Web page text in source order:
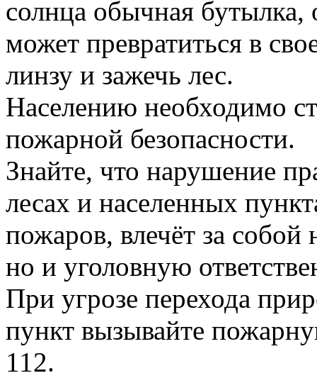
солнца обычная бутылка,
может превратиться в
линзу и зажечь лес.
Населению необходимо
пожарной безопасности.
Знайте, что нарушение
лесах и населенных
пожаров, влечёт за
но и уголовную
При угрозе перехода
пункт вызывайте
112.